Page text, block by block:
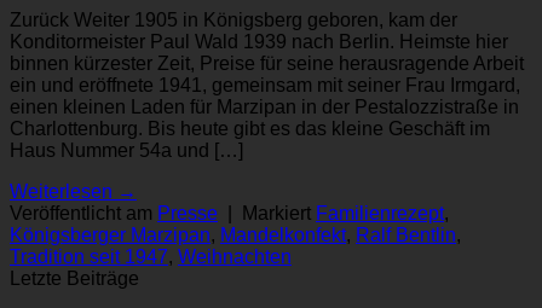
Zurück Weiter 1905 in Königsberg geboren, kam der
Konditormeister Paul Wald 1939 nach Berlin. Heimste hier
binnen kürzester Zeit, Preise für seine herausragende Arbeit
ein und eröffnete 1941, gemeinsam mit seiner Frau Irmgard,
einen kleinen Laden für Marzipan in der Pestalozzistraße in
Charlottenburg. Bis heute gibt es das kleine Geschäft im
Haus Nummer 54a und […]
Weiterlesen →
Veröffentlicht am Presse Markiert Familienrezept,
Königsberger Marzipan, Mandelkonfekt, Ralf Bentlin,
Tradition seit 1947, Weihnachten
Letzte Beiträge